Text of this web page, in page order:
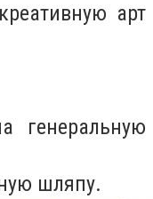
арт
генеральную
шляпу.